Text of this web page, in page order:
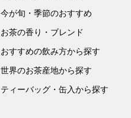
今が旬・季節のおすすめ
お茶の香り・ブレンド
おすすめの飲み方から探す
世界のお茶産地から探す
ティーバッグ・缶入から探す